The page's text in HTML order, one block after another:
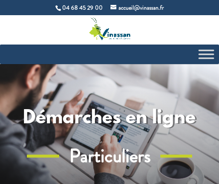
04 68 45 29 00 accueil@vinassan.fr
Démarches en ligne
Particuliers